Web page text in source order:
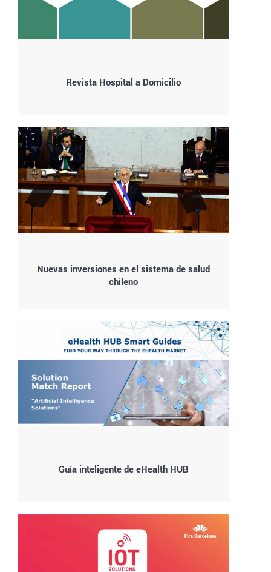
Revista Hospital a Domicilio
Nuevas inversiones en el sistema de salud
chileno
Guía inteligente de eHealth HUB